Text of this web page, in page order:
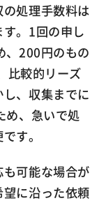
処理手数料は
。1回の申し
、200円のもの
比較的リーズ
、収集までに
め、急いで処
す。
可能な場合が
に沿った依頼